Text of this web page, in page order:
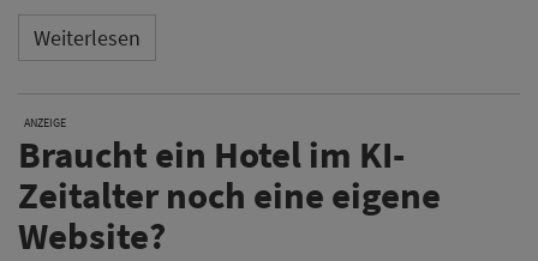
Weiterlesen
ANZEIGE
Braucht ein Hotel im KI-
Zeitalter noch eine eigene
Website?